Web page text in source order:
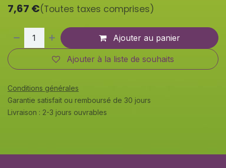
7,67 €(Toutes taxes comprises)
Ajouter au panier
Ajouter à la liste de souhaits
Conditions générales
Garantie satisfait ou remboursé de 30 jours
Livraison : 2-3 jours ouvrables